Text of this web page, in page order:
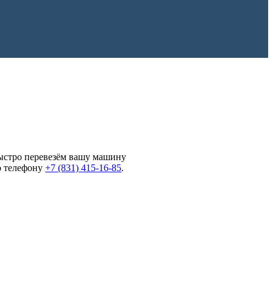
перевезём вашу машину
телефону+7 (831) 415-16-85.